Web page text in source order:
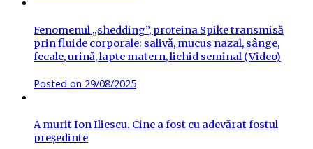
Fenomenul „shedding”, proteina Spike transmisă
prin fluide corporale: salivă, mucus nazal, sânge,
fecale, urină, lapte matern, lichid seminal (Video)
Posted on 29/08/2025
A murit Ion Iliescu. Cine a fost cu adevărat fostul
președinte